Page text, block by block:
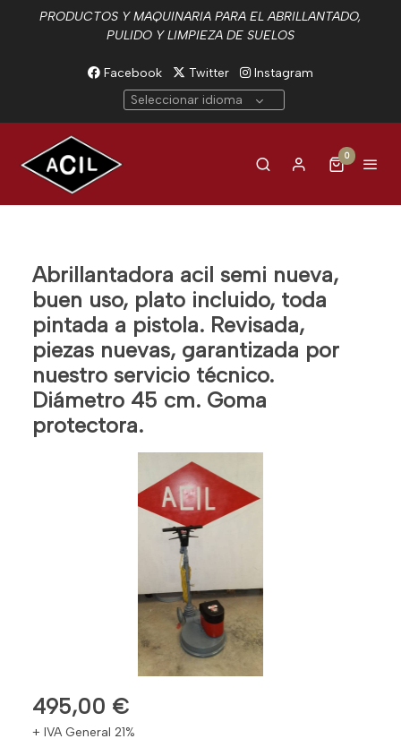
PRODUCTOS Y MAQUINARIA PARA EL ABRILLANTADO,
PULIDO Y LIMPIEZA DE SUELOS
Facebook Twitter
Instagram
Seleccionar idioma
0
Abrillantadora acil semi nueva,
buen uso, plato incluido, toda
pintada a pistola. Revisada,
piezas nuevas, garantizada por
nuestro servicio técnico.
Diámetro 45 cm. Goma
protectora.
495,00 €
+ IVA General 21%